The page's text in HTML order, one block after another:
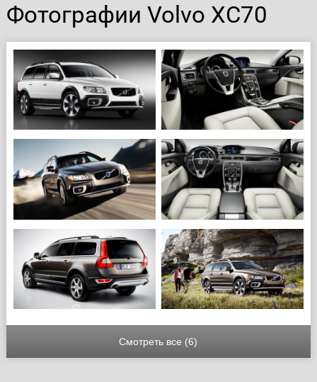
Фотографии Volvo XC70
Смотреть все (6)